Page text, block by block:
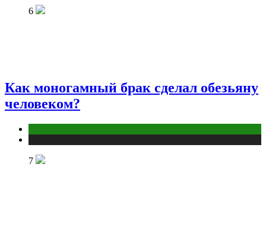
6
Как моногамный брак сделал обезьяну
человеком?
7